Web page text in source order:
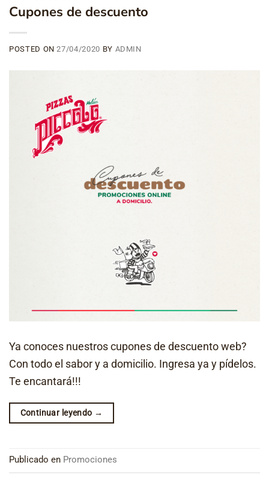
Cupones de descuento
POSTED ON27/04/2020 BY ADMIN
Ya conoces nuestros cupones de descuento web?
Con todo el sabor y a domicilio. Ingresa ya y pídelos.
Te encantará!!!
Continuar leyendo →
Publicado en Promociones